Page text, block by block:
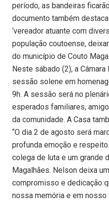
período, as bandeiras
documento também
‘vereador atuante com
população coutoense,
do município de Couto
Neste sábado (2), a
sessão solene em
9h. A sessão será no
esperados familiares,
da comunidade. A Casa
“O dia 2 de agosto será
profunda emoção e
colega de luta e um grande
Magalhães. Nelson deixa
compromisso e dedicação
nossa memória e em nosso